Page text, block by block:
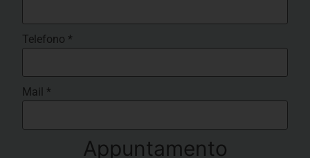
Telefono *
Mail *
Appuntamento